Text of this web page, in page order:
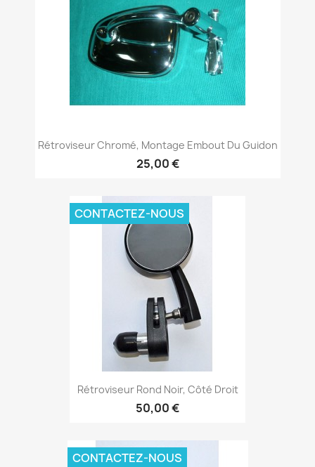
Rétroviseur Chromé, Montage Embout Du Guidon
25,00 €
Rétroviseur Rond Noir, Côté Droit
50,00 €
CONTACTEZ-NOUS
CONTACTEZ-NOUS